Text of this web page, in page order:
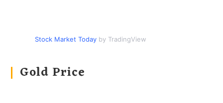
Stock Market Today by TradingView
Gold Price